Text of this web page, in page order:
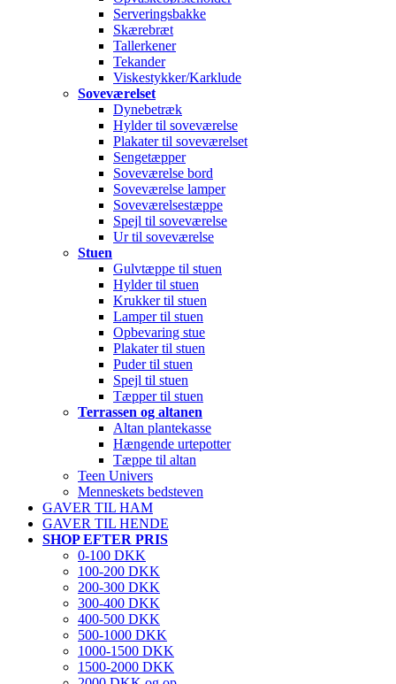
Serveringsbakke
Skærebræt
Tallerkener
Tekander
Viskestykker/Karklude
Soveværelset
Dynebetræk
Hylder til soveværelse
Plakater til soveværelset
Sengetæpper
Soveværelse bord
Soveværelse lamper
Soveværelsestæppe
Spejl til soveværelse
Ur til soveværelse
Stuen
Gulvtæppe til stuen
Hylder til stuen
Krukker til stuen
Lamper til stuen
Opbevaring stue
Plakater til stuen
Puder til stuen
Spejl til stuen
Tæpper til stuen
Terrassen og altanen
Altan plantekasse
Hængende urtepotter
Tæppe til altan
Teen Univers
Menneskets bedsteven
GAVER TIL HAM
GAVER TIL HENDE
SHOP EFTER PRIS
0-100 DKK
100-200 DKK
200-300 DKK
300-400 DKK
400-500 DKK
500-1000 DKK
1000-1500 DKK
1500-2000 DKK